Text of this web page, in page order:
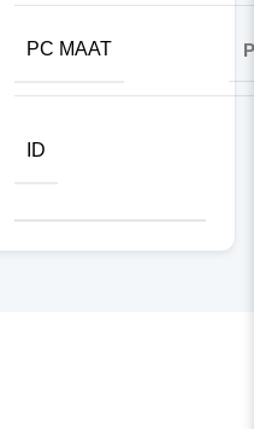
PC MAAT
ID